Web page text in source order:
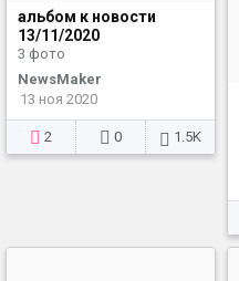
альбом к новости
13/11/2020
3 фото
NewsMaker
13 ноя 2020
2 0 1.5K